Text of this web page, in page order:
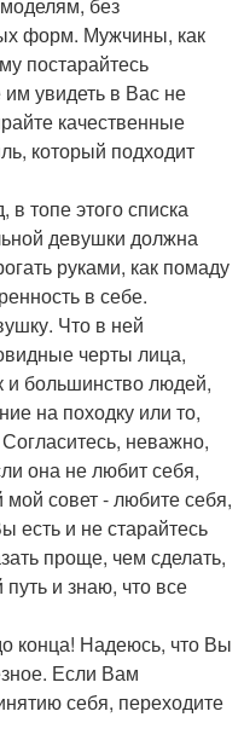
форм. Мужчины, как
постарайтесь
им увидеть в Вас не
качественные
который подходит
топе этого списка
девушки должна
руками, как помаду
в себе.
Что в ней
черты лица,
и большинство людей,
на походку или то,
неважно,
она не любит себя,
совет - любите себя,
есть и не старайтесь
проще, чем сделать,
и знаю, что все
конца! Надеюсь, что Вы
Если Вам
себя, переходите